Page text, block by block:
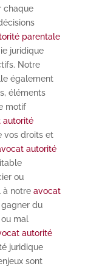
chaque
parentale
juridique
Notre
également
éléments
motif
autorité
vos droits et
autorité
ou
à notre avocat
gagner du
mal
autorité
juridique
sont